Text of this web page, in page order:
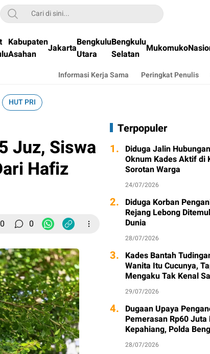
Kabupaten
Asahan
JakartaBengkulu
Utara
Bengkulu
Selatan Mukomuko
Informasi Kerja Sama Peringkat Penulis
HUT PRI
Juz, Siswa
Hafiz
0 0
Terpopuler
1. Diduga Jalin
Oknum Kades Aktif di
Sorotan Warga
24/07/2026
2. Diduga Korban
Rejang Lebong
Dunia
28/07/2026
3. Kades Bantah
Wanita Itu Cucunya,
Mengaku Tak Kenal
29/07/2026
4. Dugaan Upaya
Pemerasan Rp60
Kepahiang, Polda
Kasus
28/07/2026